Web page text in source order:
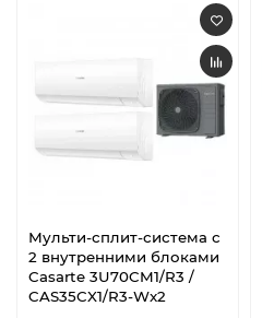
Мульти-сплит-система с
2 внутренними блоками
Casarte 3U70CM1/R3 /
CAS35CX1/R3-Wx2